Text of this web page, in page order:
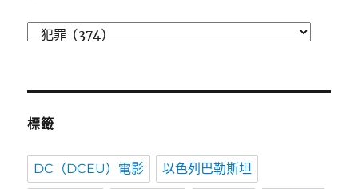
標籤
DC（DCEU）電影 以色列巴勒斯坦